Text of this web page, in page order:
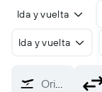
Ida y vuelta
Ida y vuelta
Origen